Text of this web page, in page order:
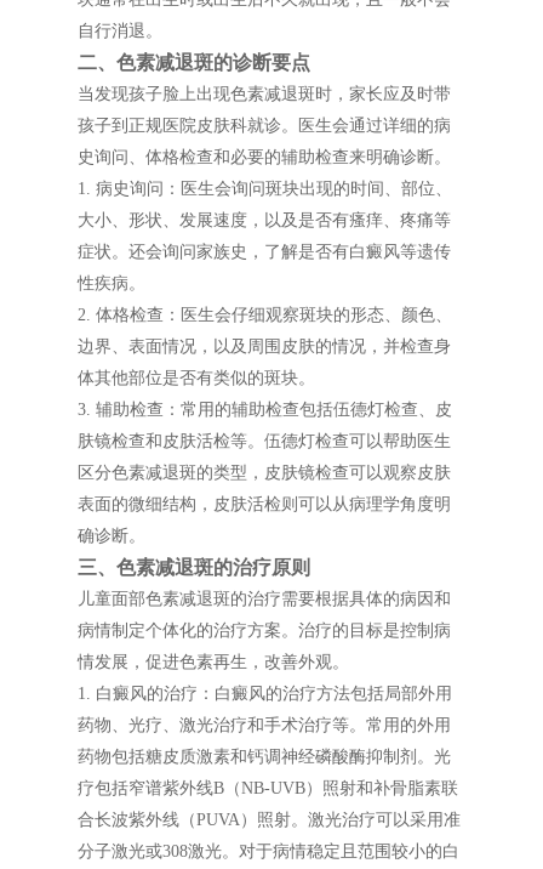
自行消退。
二、色素减退斑的诊断要点
当发现孩子脸上出现色素减退斑时，家长应及时带
孩子到正规医院皮肤科就诊。医生会通过详细的病
史询问、体格检查和必要的辅助检查来明确诊断。
1. 病史询问：医生会询问斑块出现的时间、部位、
大小、形状、发展速度，以及是否有瘙痒、疼痛等
症状。还会询问家族史，了解是否有白癜风等遗传
性疾病。
2. 体格检查：医生会仔细观察斑块的形态、颜色、
边界、表面情况，以及周围皮肤的情况，并检查身
体其他部位是否有类似的斑块。
3. 辅助检查：常用的辅助检查包括伍德灯检查、皮
肤镜检查和皮肤活检等。伍德灯检查可以帮助医生
区分色素减退斑的类型，皮肤镜检查可以观察皮肤
表面的微细结构，皮肤活检则可以从病理学角度明
确诊断。
三、色素减退斑的治疗原则
儿童面部色素减退斑的治疗需要根据具体的病因和
病情制定个体化的治疗方案。治疗的目标是控制病
情发展，促进色素再生，改善外观。
1. 白癜风的治疗：白癜风的治疗方法包括局部外用
药物、光疗、激光治疗和手术治疗等。常用的外用
药物包括糖皮质激素和钙调神经磷酸酶抑制剂。光
疗包括窄谱紫外线B（NB-UVB）照射和补骨脂素联
合长波紫外线（PUVA）照射。激光治疗可以采用准
分子激光或308激光。对于病情稳定且范围较小的白